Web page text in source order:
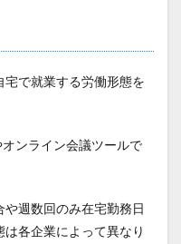
宅で就業する労働形態を
ンライン会議ツールで
週数回のみ在宅勤務日
各企業によって異なり